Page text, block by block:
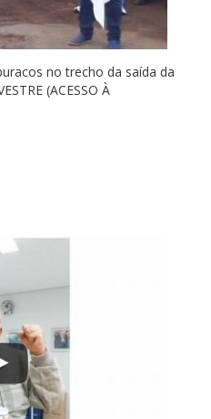
no trecho da saída da
(ACESSO À